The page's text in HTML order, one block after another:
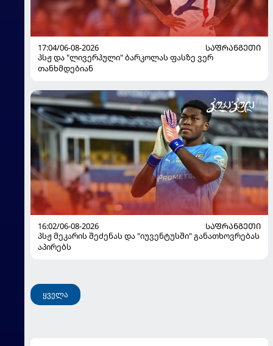
17:04/06-08-2026
ᲡᲐᲤᲠᲐᲜᲒᲔᲗᲘ
პსჟ და "ლივერპული" ბარკოლას ფასზე ვერ
თანხმდებიან
16:02/06-08-2026
ᲡᲐᲤᲠᲐᲜᲒᲔᲗᲘ
პსჟ მეკარის შეძენას და "იუვენტუსში" განათხოვრებას
აპირებს
ყველა